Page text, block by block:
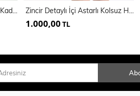
Astarlı Önü Düğmeli Leopar Kadife Abiye Ceket | Ckt34573 Zincir Detaylı İçi Astarlı Kolsuz Hürrem Ceket | Ckt34314
1.000,00 TL